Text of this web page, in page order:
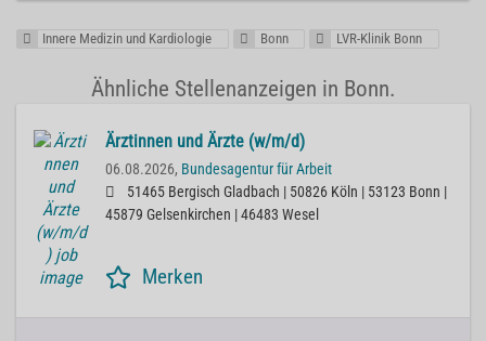
Innere Medizin und Kardiologie Bonn LVR-Klinik Bonn
Ähnliche Stellenanzeigen in Bonn.
Ärztinnen und Ärzte (w/m/d)
06.08.2026, Bundesagentur für Arbeit
51465 Bergisch Gladbach | 50826 Köln | 53123 Bonn |
45879 Gelsenkirchen | 46483 Wesel
Merken